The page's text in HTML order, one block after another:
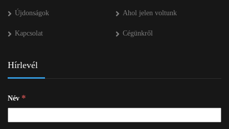
Újdonságok Ahol jelen voltunk
Kapcsolat Cégünkről
Hírlevél
Név *